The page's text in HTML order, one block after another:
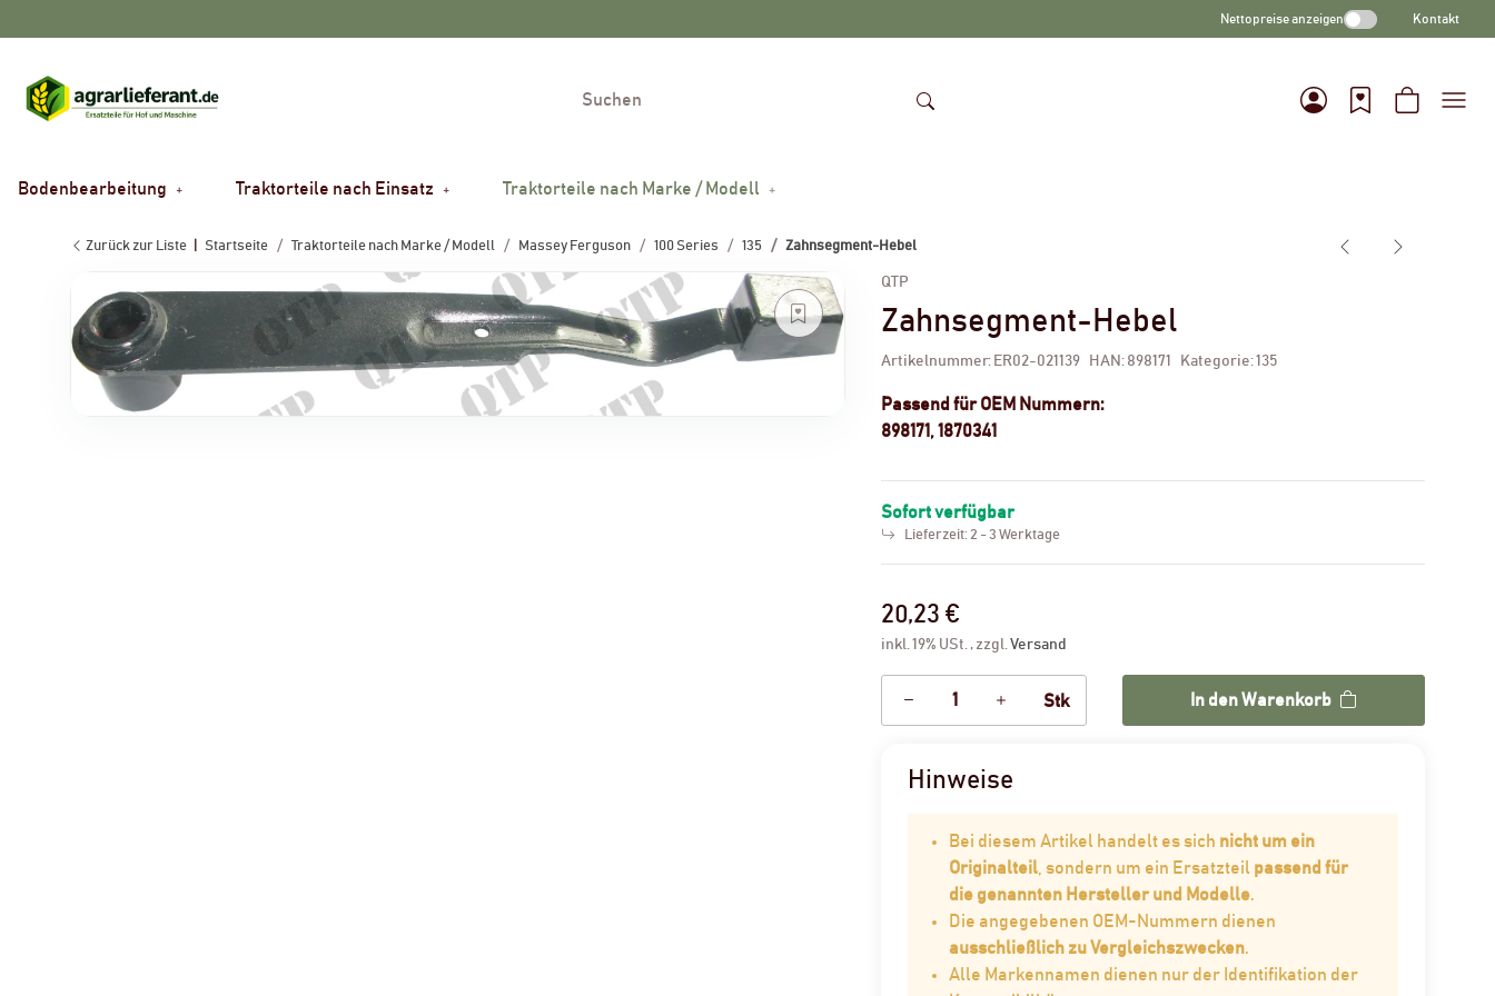
Nettopreise anzeigen Kontakt
Bodenbearbeitung Traktorteile nach Einsatz Traktorteile nach Marke / Modell
Zurück zur Liste Startseite Traktorteile nach Marke / Modell Massey Ferguson 100 Series 135 Zahnsegment-Hebel
QTP
Zahnsegment-Hebel
Artikelnummer: ER02-021139 HAN: 898171 Kategorie:135
Passend für OEM Nummern:
898171, 1870341
Sofort verfügbar
Lieferzeit:2 - 3 Werktage
20,23 €
inkl. 19% USt. , zzgl.Versand
Stk In den Warenkorb
Hinweise
Bei diesem Artikel handelt es sich nicht um ein
Originalteil , sondern um ein Ersatzteil passend für
die genannten Hersteller und Modelle.
Die angegebenen OEM-Nummern dienen
ausschließlich zu Vergleichszwecken.
Alle Markennamen dienen nur der Identifikation der